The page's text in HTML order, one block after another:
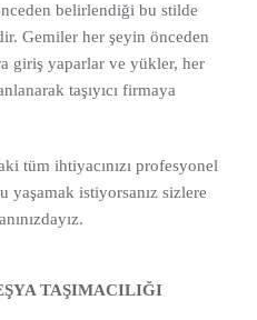
belirlendiği bu stilde
Gemiler her şeyin önceden
giriş yaparlar ve yükler, her
taşıyıcı firmaya
tüm ihtiyacınızı profesyonel
istiyorsanız sizlere
TAŞIMACILIĞI